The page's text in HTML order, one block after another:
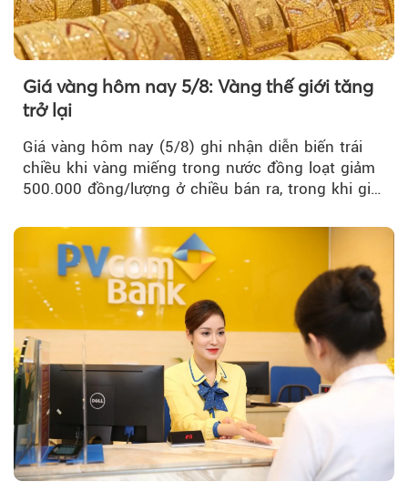
Giá vàng hôm nay 5/8: Vàng thế giới tăng
trở lại
Giá vàng hôm nay (5/8) ghi nhận diễn biến trái
chiều khi vàng miếng trong nước đồng loạt giảm
500.000 đồng/lượng ở chiều bán ra, trong khi giá
thương hiệu.